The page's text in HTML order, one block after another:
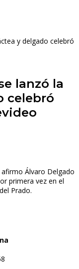
lanzó la
celebró
afirmo Álvaro Delgado
primera vez en el
Prado.